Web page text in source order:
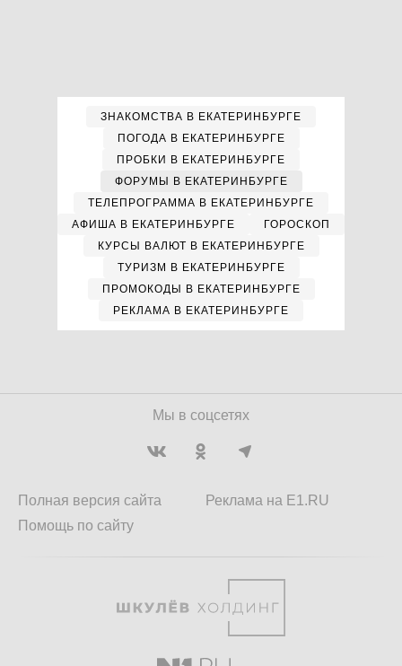
ЗНАКОМСТВА В ЕКАТЕРИНБУРГЕ
ПОГОДА В ЕКАТЕРИНБУРГЕ
ПРОБКИ В ЕКАТЕРИНБУРГЕ
ФОРУМЫ В ЕКАТЕРИНБУРГЕ
ТЕЛЕПРОГРАММА В ЕКАТЕРИНБУРГЕ
АФИША В ЕКАТЕРИНБУРГЕ
ГОРОСКОП
КУРСЫ ВАЛЮТ В ЕКАТЕРИНБУРГЕ
ТУРИЗМ В ЕКАТЕРИНБУРГЕ
ПРОМОКОДЫ В ЕКАТЕРИНБУРГЕ
РЕКЛАМА В ЕКАТЕРИНБУРГЕ
Мы в соцсетях
Полная версия сайта
Помощь по сайту
Реклама на E1.RU